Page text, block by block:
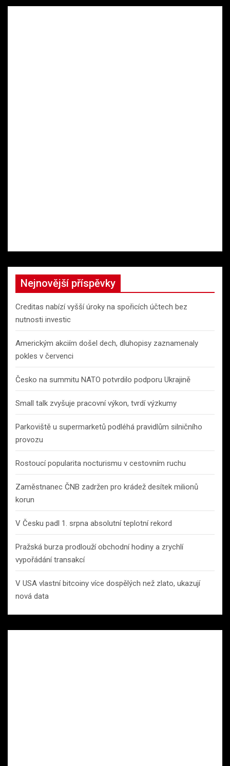
Nejnovější příspěvky
Creditas nabízí vyšší úroky na spořicích účtech bez
nutnosti investic
Americkým akciím došel dech, dluhopisy zaznamenaly
pokles v červenci
Česko na summitu NATO potvrdilo podporu Ukrajině
Small talk zvyšuje pracovní výkon, tvrdí výzkumy
Parkoviště u supermarketů podléhá pravidlům silničního
provozu
Rostoucí popularita nocturismu v cestovním ruchu
Zaměstnanec ČNB zadržen pro krádež desítek milionů
korun
V Česku padl 1. srpna absolutní teplotní rekord
Pražská burza prodlouží obchodní hodiny a zrychlí
vypořádání transakcí
V USA vlastní bitcoiny více dospělých než zlato, ukazují
nová data